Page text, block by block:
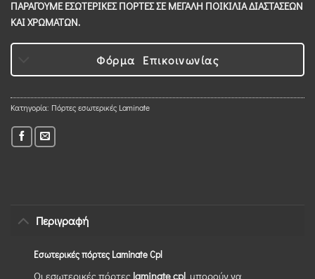
ΠΑΡΑΓΟΥΜΕ ΕΣΩΤΕΡΙΚΕΣ ΠΟΡΤΕΣ ΣΕ ΜΕΓΑΛΗ ΠΟΙΚΙΛΙΑ ΔΙΑΣΤΑΣΕΩΝ
ΚΑΙ ΧΡΩΜΑΤΩΝ.
Φόρμα Επικοινωνίας
Κατηγορία: Πόρτες εσωτερικές Laminate
Περιγραφή
Εσωτερικές πόρτες Laminate Cpl
Οι εσωτερικές πόρτες laminate cpl μπορούν να